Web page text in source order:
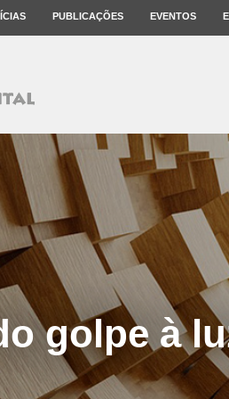
PUBLICAÇÕES EVENTOS
golpe à